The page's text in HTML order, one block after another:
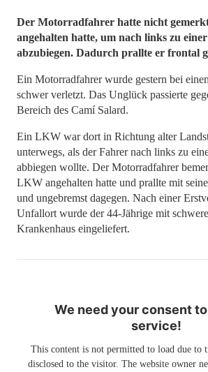
Der Motorradfahrer hatte nicht
angehalten hatte, um nach links zu
abzubiegen. Dadurch prallte er frontal
Ein Motorradfahrer wurde gestern bei
schwer verletzt. Das Unglück passierte
Bereich des Camí Salard.
Ein LKW war dort in Richtung alter
unterwegs, als der Fahrer nach links zu
abbiegen wollte. Der Motorradfahrer
LKW angehalten hatte und prallte mit
und ungebremst dagegen. Nach einer
Unfallort wurde der 44-Jährige mit
Krankenhaus eingeliefert.
We need your consent
service!
This content is not permitted to load due to
disclosed to the visitor. The website owner